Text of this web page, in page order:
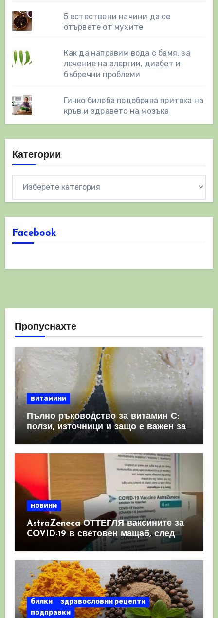
5 естествени начини да се
отървете от мухите
Как да направим вода с бамя, за
лечение на алергии, диабет и
бъбречни проблеми
Гинко билоба подобрява притока на
кръв и здравето на мозъка
Категории
Facebook
Пропуснахте
витамини
Пълно ръководство за витамин С:
ползи, източници и защо е важен за
имунната система
новини
AstraZeneca ОТТЕГЛЯ ваксините за
COVID-19 в световен мащаб, след
като призна, че те причиняват
билки
здравословни рецепти
подправки